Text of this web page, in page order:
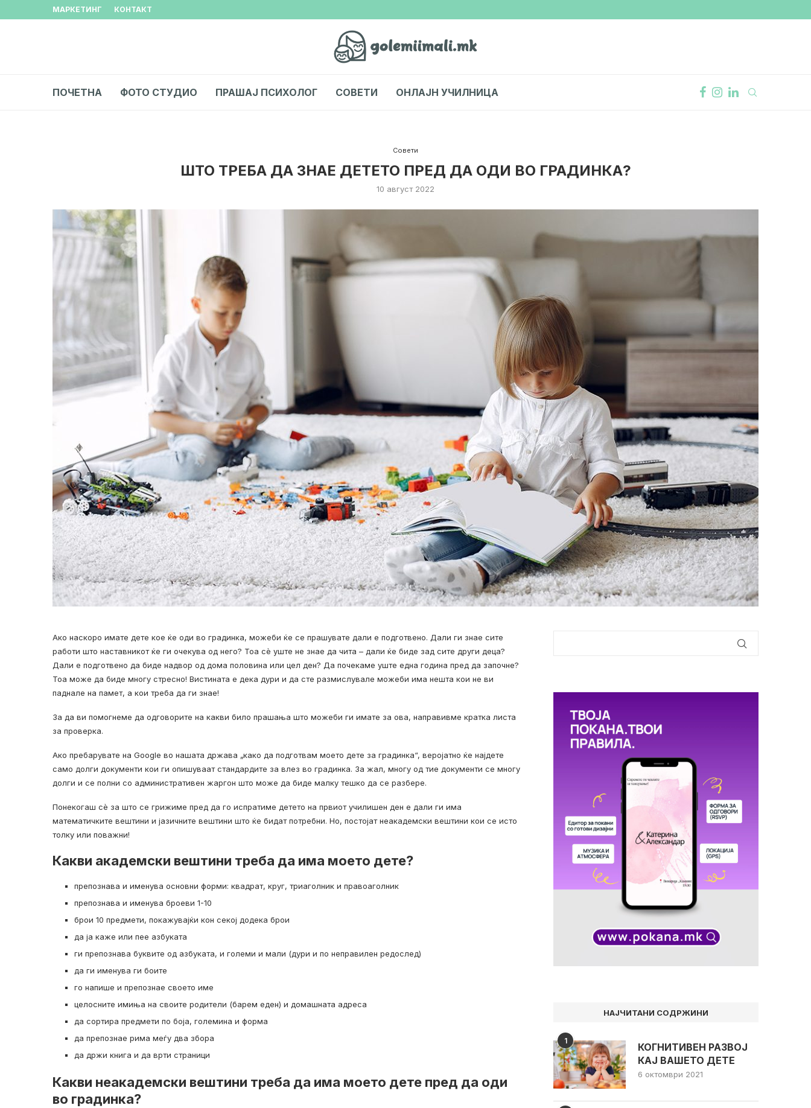
МАРКЕТИНГ КОНТАКТ
ПОЧЕТНА ФОТО СТУДИО ПРАШАЈ ПСИХОЛОГ СОВЕТИ ОНЛАЈН УЧИЛНИЦА
Совети
ШТО ТРЕБА ДА ЗНАЕ ДЕТЕТО ПРЕД ДА ОДИ ВО ГРАДИНКА?
10 август 2022
Ако наскоро имате дете кое ќе оди во градинка, можеби ќе се прашувате дали е подготвено. Дали ги знае сите
работи што наставникот ќе ги очекува од него? Тоа сè уште не знае да чита – дали ќе биде зад сите други деца?
Дали е подготвено да биде надвор од дома половина или цел ден? Да почекаме уште една година пред да започне?
Тоа може да биде многу стресно! Вистината е дека дури и да сте размислувале можеби има нешта кои не ви
паднале на памет, а кои треба да ги знае!
За да ви помогнеме да одговорите на какви било прашања што можеби ги имате за ова, направивме кратка листа
за проверка.
Ако пребарувате на Google во нашата држава „како да подготвам моето дете за градинка“, веројатно ќе најдете
само долги документи кои ги опишуваат стандардите за влез во градинка. За жал, многу од тие документи се многу
долги и се полни со административен жаргон што може да биде малку тешко да се разбере.
Понекогаш сè за што се грижиме пред да го испратиме детето на првиот училишен ден е дали ги има
математичките вештини и јазичните вештини што ќе бидат потребни. Но, постојат неакадемски вештини кои се исто
толку или поважни!
Какви академски вештини треба да има моето дете?
препознава и именува основни форми: квадрат, круг, триаголник и правоаголник
препознава и именува броеви 1-10
брои 10 предмети, покажувајќи кон секој додека брои
да ја каже или пее азбуката
ги препознава буквите од азбуката, и големи и мали (дури и по неправилен редослед)
да ги именува ги боите
го напише и препознае своето име
целосните имиња на своите родители (барем еден) и домашната адреса
да сортира предмети по боја, големина и форма
да препознае рима меѓу два збора
да држи книга и да врти страници
Какви неакадемски вештини треба да има моето дете пред да оди
во градинка?
НАЈЧИТАНИ СОДРЖИНИ
1
КОГНИТИВЕН РАЗВОЈ
КАЈ ВАШЕТО ДЕТЕ
6 октомври 2021